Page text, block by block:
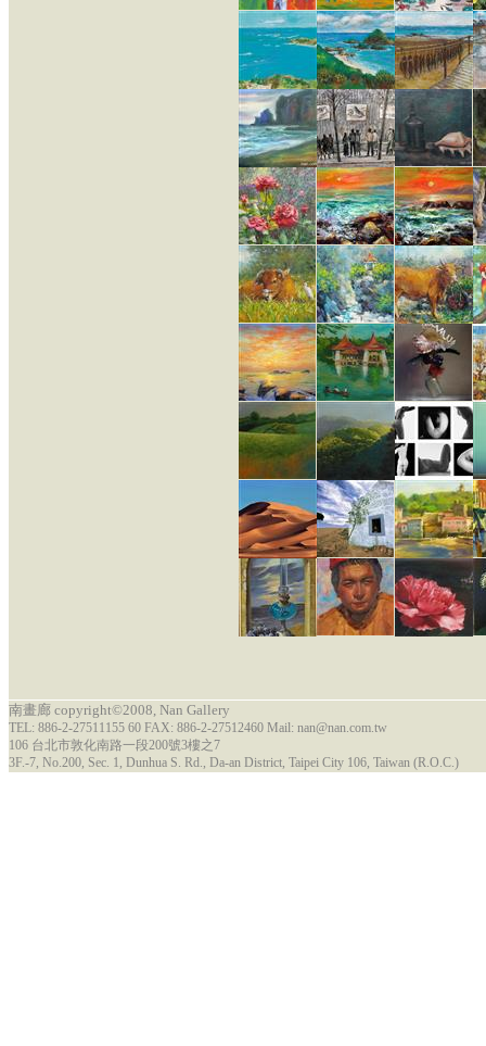
南畫廊 copyright©2008, Nan Gallery
TEL: 886-2-27511155 60 FAX: 886-2-27512460 Mail: nan@nan.com.tw
106 台北市敦化南路一段200號3樓之7
3F.-7, No.200, Sec. 1, Dunhua S. Rd., Da-an District, Taipei City 106, Taiwan (R.O.C.)